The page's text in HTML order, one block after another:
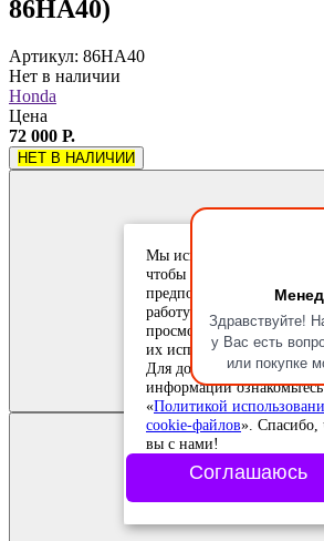
Здравствуйте!
у Вас есть
или покупке
86HA40)
Артикул: 86HA40
Нет в наличии
Honda
Цена
72 000 Р.
НЕТ В НАЛИЧИИ
Добавить в
сравнение
Добавлено в
сравнение
Мы используем cookie-
чтобы учесть ваши
предпочтения и улучшить
работу сайта. Продолжая
просмотр, вы
их использованием.
Для дополнительной
информации
«Политикой
cookie-файлов». Спасибо,
вы с нами!
Соглашаюсь